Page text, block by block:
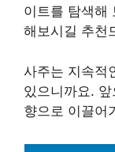
이트를 탐색해
해보시길 추천
사주는 지속적
있으니까요.
향으로 이끌어